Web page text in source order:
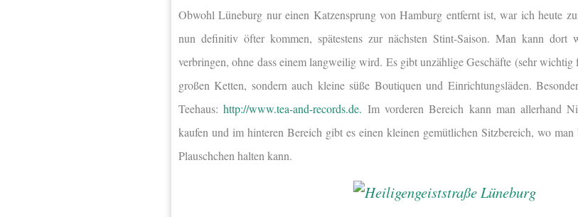
Obwohl Lüneburg nur einen Katzensprung von Hamburg entfernt ist, war ich heute
nun definitiv öfter kommen, spätestens zur nächsten Stint-Saison. Man kann dort
verbringen, ohne dass einem langweilig wird. Es gibt unzählige Geschäfte (sehr
großen Ketten, sondern auch kleine süße Boutiquen und Einrichtungsläden.
Teehaus:http://www.tea-and-records.de. Im vorderen Bereich kann man allerhand
kaufen und im hinteren Bereich gibt es einen kleinen gemütlichen Sitzbereich, wo man
Plauschchen halten kann.